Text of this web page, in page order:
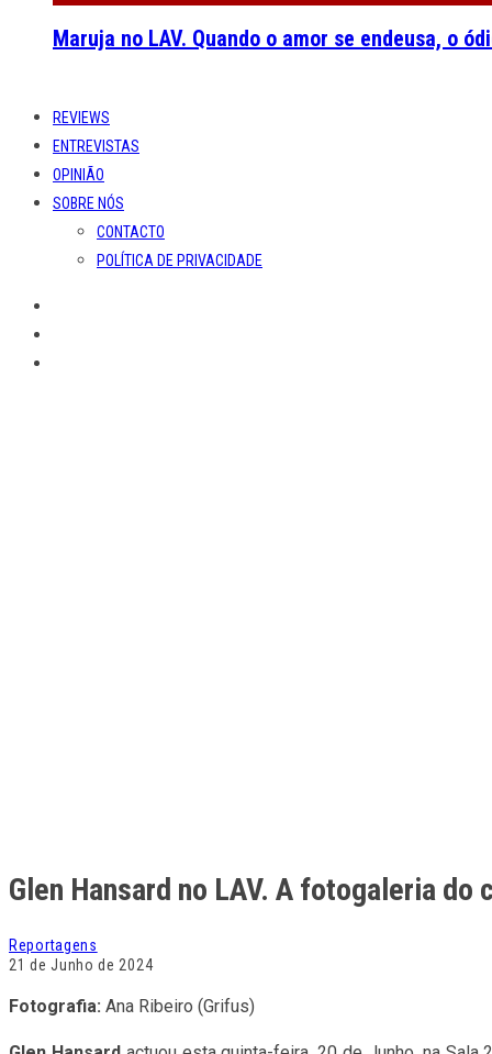
Maruja no LAV. Quando o amor se endeusa, o
REVIEWS
ENTREVISTAS
OPINIÃO
SOBRE NÓS
CONTACTO
POLÍTICA DE PRIVACIDADE
Glen Hansard no LAV. A fotogaleria do
Reportagens
21 de Junho de 2024
Fotografia: Ana Ribeiro (Grifus)